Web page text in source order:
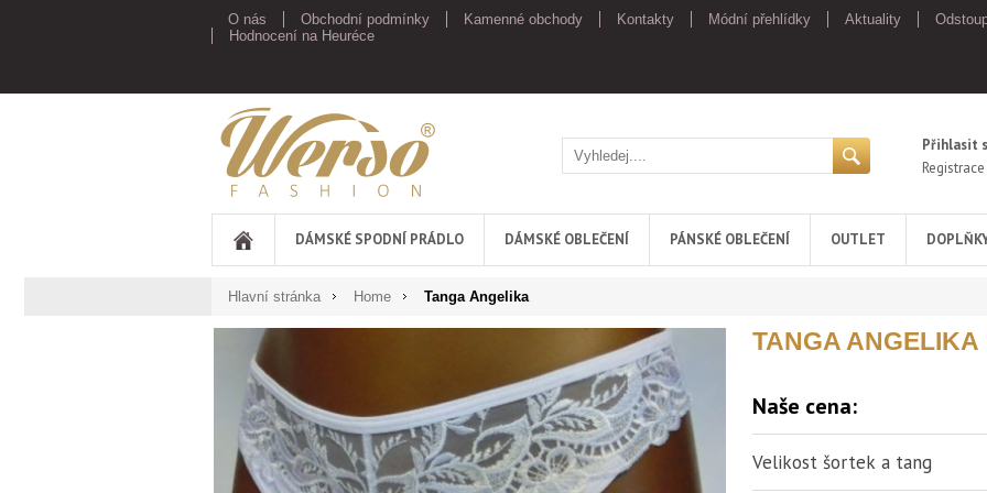
O nás Obchodní podmínky Kamenné obchody Kontakty Módní přehlídky Aktuality
Hodnocení na Heuréce
Werso
Přihlasit
Registrace
DÁMSKÉ SPODNÍ PRÁDLO DÁMSKÉ OBLEČENÍ PÁNSKÉ OBLEČENÍ OUTLET
Hlavní stránka Home Tanga Angelika
TANGA ANGELIKA
Naše cena:
Velikost šortek a tang